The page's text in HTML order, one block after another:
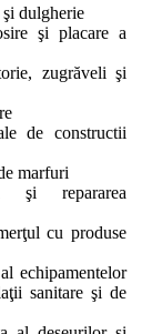
dulgherie
şi placare a
zugrăveli şi
de constructii
marfuri
şi repararea
cu produse
echipamentelor
sanitare şi de